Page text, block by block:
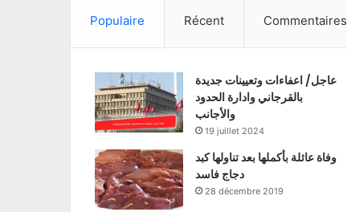
Populaire Récent Commentaires
عاجل/ اعفاءات وتعيينات جديدة
بالقرجاني وادارة الحدود
والأجانب
19 juillet 2024
وفاة عائلة بأكملها بعد تناولها كبد
دجاج فاسد
28 décembre 2019